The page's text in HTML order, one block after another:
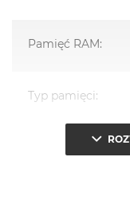
PASUJE
zrobisz więcej
Pamięć RAM:
Typ pamięci:
Przepustowość